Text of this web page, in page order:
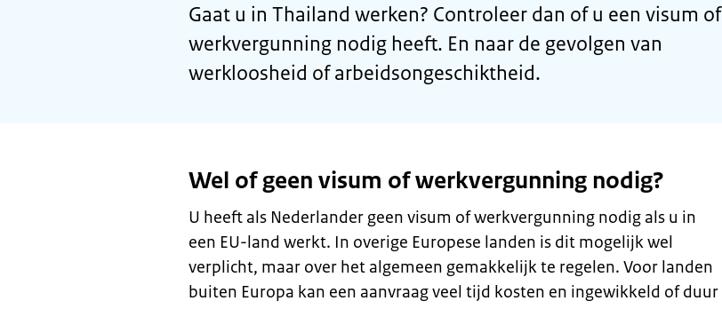
Gaat u in Thailand werken? Controleer dan of u een visum of
werkvergunning nodig heeft. En naar de gevolgen van
werkloosheid of arbeidsongeschiktheid.
Wel of geen visum of werkvergunning nodig?
U heeft als Nederlander geen visum of werkvergunning nodig als u in
een EU-land werkt. In overige Europese landen is dit mogelijk wel
verplicht, maar over het algemeen gemakkelijk te regelen. Voor landen
buiten Europa kan een aanvraag veel tijd kosten en ingewikkeld of duur